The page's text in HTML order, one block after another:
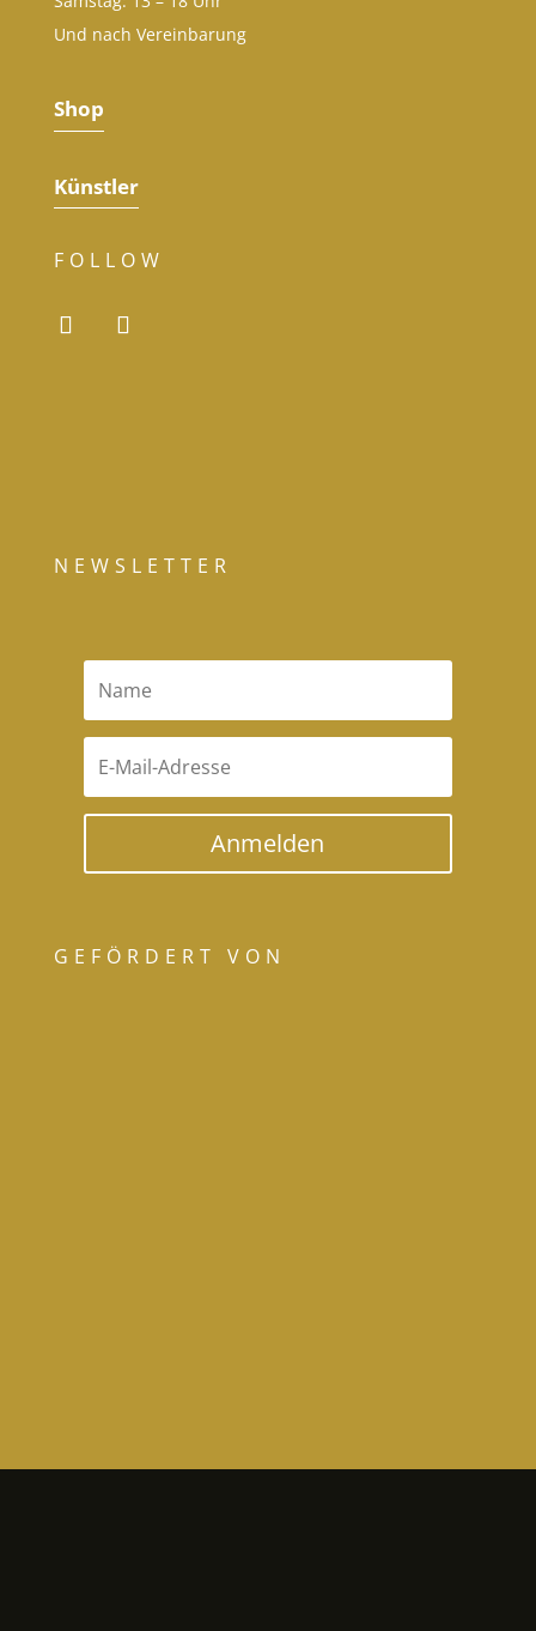
Und nach Vereinbarung
Shop
Künstler
FOLLOW
NEWSLETTER
Anmelden
GEFÖRDERT VON